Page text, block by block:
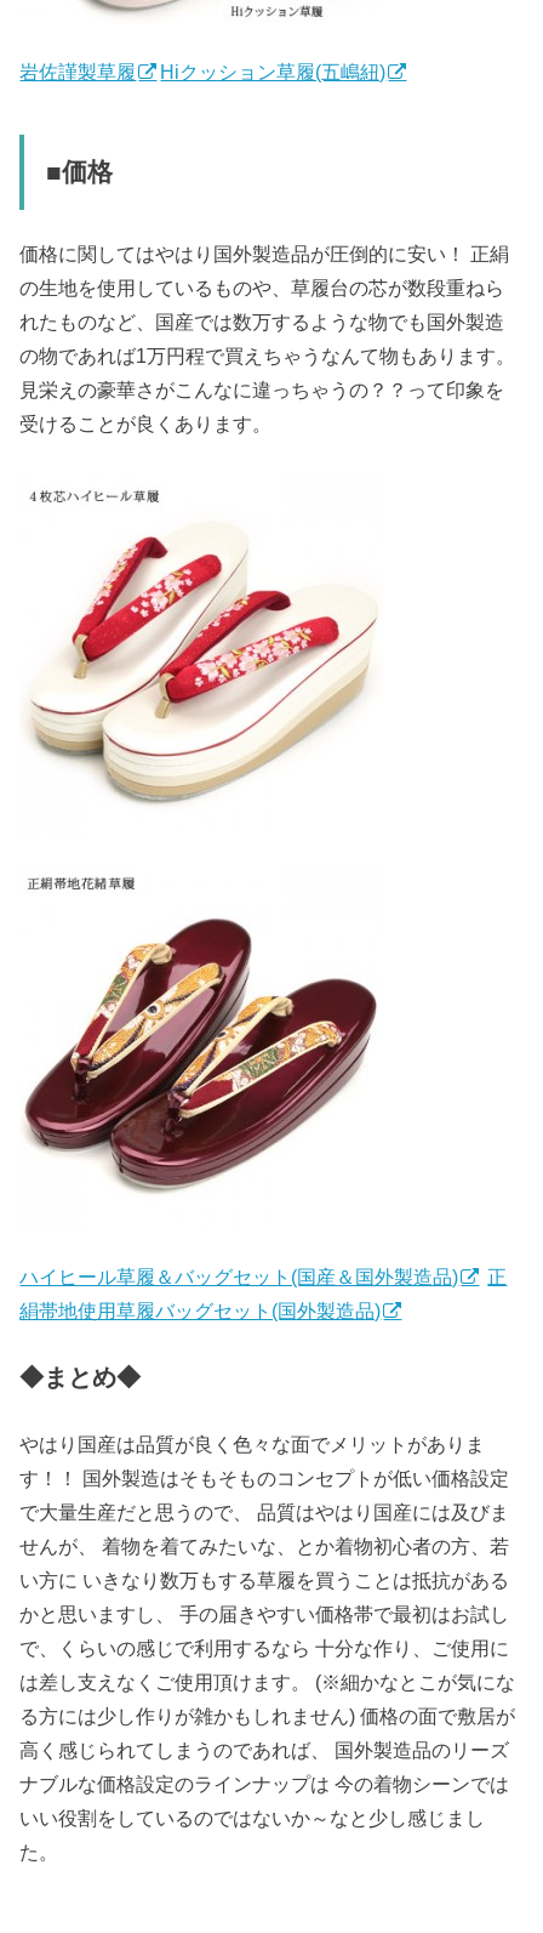
岩佐謹製草履 Hiクッション草履(五嶋紐)
■価格
価格に関してはやはり国外製造品が圧倒的に安い！ 正絹
の生地を使用しているものや、草履台の芯が数段重ねら
れたものなど、国産では数万するような物でも国外製造
の物であれば1万円程で買えちゃうなんて物もあります。
見栄えの豪華さがこんなに違っちゃうの？？って印象を
受けることが良くあります。
ハイヒール草履＆バッグセット(国産＆国外製造品)
正
絹帯地使用草履バッグセット(国外製造品)
◆まとめ◆
やはり国産は品質が良く色々な面でメリットがありま
す！！ 国外製造はそもそものコンセプトが低い価格設定
で大量生産だと思うので、 品質はやはり国産には及びま
せんが、 着物を着てみたいな、とか着物初心者の方、若
い方に いきなり数万もする草履を買うことは抵抗がある
かと思いますし、 手の届きやすい価格帯で最初はお試し
で、くらいの感じで利用するなら 十分な作り、ご使用に
は差し支えなくご使用頂けます。 (※細かなとこが気にな
る方には少し作りが雑かもしれません) 価格の面で敷居が
高く感じられてしまうのであれば、 国外製造品のリーズ
ナブルな価格設定のラインナップは 今の着物シーンでは
いい役割をしているのではないか～なと少し感じまし
た。